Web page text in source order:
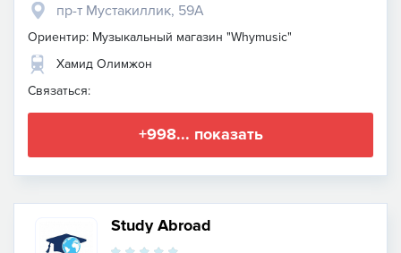
пр-т Мустакиллик, 59A
Ориентир: Музыкальный магазин "Whymusic"
Хамид Олимжон
Связаться:
+998... показать
Study Abroad